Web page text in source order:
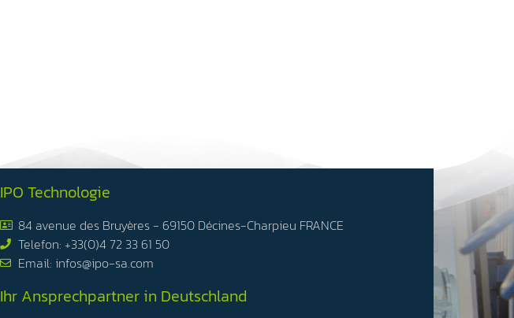
IPO Technologie
84 avenue des Bruyères - 69150 Décines-Charpieu FRANCE
Telefon: +33(0)4 72 33 61 50
Email: infos@ipo-sa.com
Ihr Ansprechpartner in Deutschland